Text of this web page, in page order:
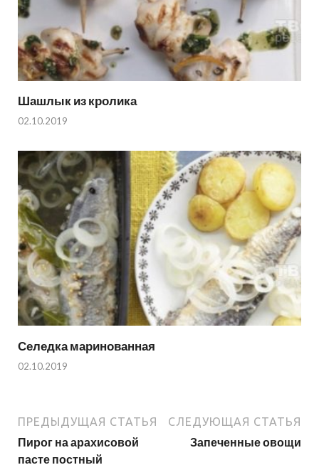
Шашлык из кролика
02.10.2019
Селедка маринованная
02.10.2019
ПРЕДЫДУЩАЯ СТАТЬЯ
Пирог на арахисовой
пасте постный
СЛЕДУЮЩАЯ СТАТЬЯ
Запеченные овощи